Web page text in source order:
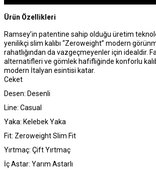
Ürün Özellikleri
Ramsey’in patentine sahip olduğu üretim
yenilikçi slim kalıbı “Zeroweight” modern
rahatlığından da vazgeçmeyenler için idealdir.
alternatifleri ve gömlek hafifliğinde konforlu
modern İtalyan esintisi katar.
Ceket
Desen: Desenli
Line: Casual
Yaka: Kelebek Yaka
Fit: Zeroweight Slim Fit
Yırtmaç: Çift Yırtmaç
İç Astar: Yarım Astarlı